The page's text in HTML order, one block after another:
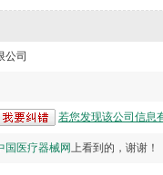
公司
若您发现该公司信息
国医疗器械网上看到的，谢谢！